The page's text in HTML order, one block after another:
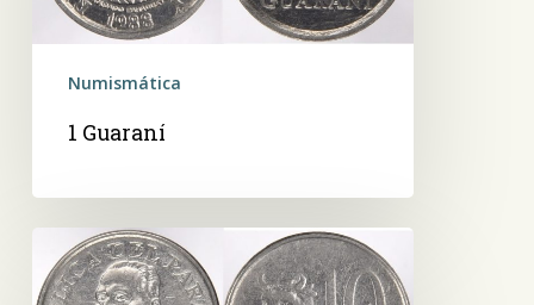
Numismática
1 Guaraní
Guaraníes